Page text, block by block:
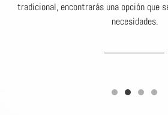
tradicional, encontrarás una opción que
necesidades.